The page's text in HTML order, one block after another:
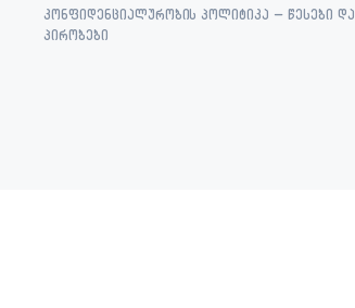
კონფიდენციალურობის პოლიტიკა – წესები და
პირობები